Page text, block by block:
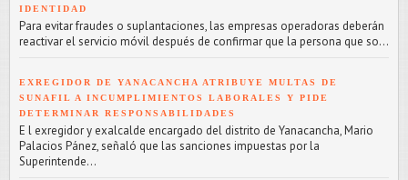
IDENTIDAD
Para evitar fraudes o suplantaciones, las empresas operadoras deberán
reactivar el servicio móvil después de confirmar que la persona que so...
EXREGIDOR DE YANACANCHA ATRIBUYE MULTAS DE
SUNAFIL A INCUMPLIMIENTOS LABORALES Y PIDE
DETERMINAR RESPONSABILIDADES
E l exregidor y exalcalde encargado del distrito de Yanacancha, Mario
Palacios Pánez, señaló que las sanciones impuestas por la
Superintende...